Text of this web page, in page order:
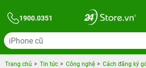
1900.0351
Trang chủ Tin tức Công nghệ Cách đăng ký